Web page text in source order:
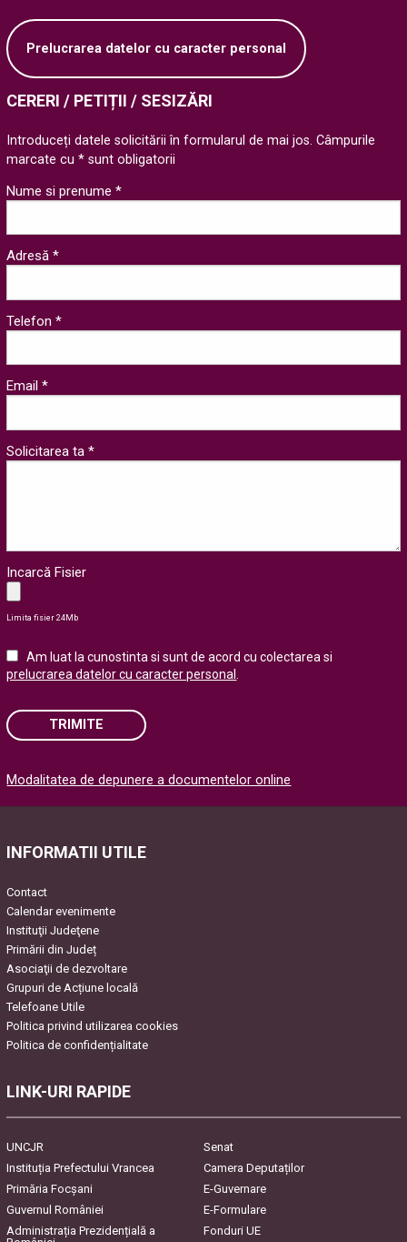
Prelucrarea datelor cu caracter personal
CERERI / PETIȚII / SESIZĂRI
Introduceți datele solicitării în formularul de mai jos. Câmpurile
marcate cu * sunt obligatorii
Nume si prenume *
Adresă *
Telefon *
Email *
Solicitarea ta *
Incarcă Fisier
Limita fisier 24Mb
Am luat la cunostinta si sunt de acord cu colectarea si
prelucrarea datelor cu caracter personal
TRIMITE
Please
empty.
Modalitatea de depunere a documentelor online
INFORMATII UTILE
Contact
Calendar evenimente
Instituţii Judeţene
Primării din Județ
Asociaţii de dezvoltare
Grupuri de Acțiune locală
Telefoane Utile
Politica privind utilizarea cookies
Politica de confidențialitate
LINK-URI RAPIDE
UNCJR
Senat
Instituția Prefectului Vrancea
Camera Deputaților
Primăria Focşani
E-Guvernare
Guvernul României
E-Formulare
Administrația Prezidențială a
Fonduri UE